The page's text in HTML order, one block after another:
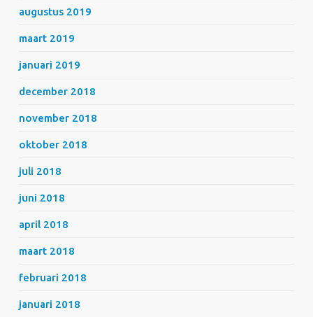
augustus 2019
maart 2019
januari 2019
december 2018
november 2018
oktober 2018
juli 2018
juni 2018
april 2018
maart 2018
februari 2018
januari 2018